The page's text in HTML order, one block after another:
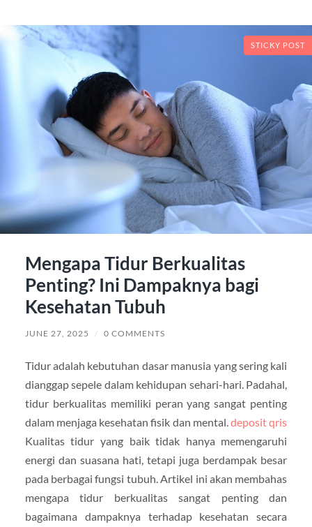
STICKY POST
Mengapa Tidur Berkualitas
Penting? Ini Dampaknya bagi
Kesehatan Tubuh
JUNE 27, 2025 / 0 COMMENTS
Tidur adalah kebutuhan dasar manusia yang sering kali
dianggap sepele dalam kehidupan sehari-hari. Padahal,
tidur berkualitas memiliki peran yang sangat penting
dalam menjaga kesehatan fisik dan mental. deposit qris
Kualitas tidur yang baik tidak hanya memengaruhi
energi dan suasana hati, tetapi juga berdampak besar
pada berbagai fungsi tubuh. Artikel ini akan membahas
mengapa tidur berkualitas sangat penting dan
bagaimana dampaknya terhadap kesehatan secara